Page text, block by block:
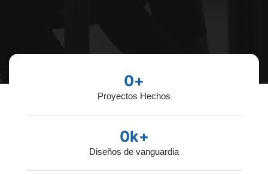
Proyectos Hechos
0+
Diseños de vanguardia
0k+